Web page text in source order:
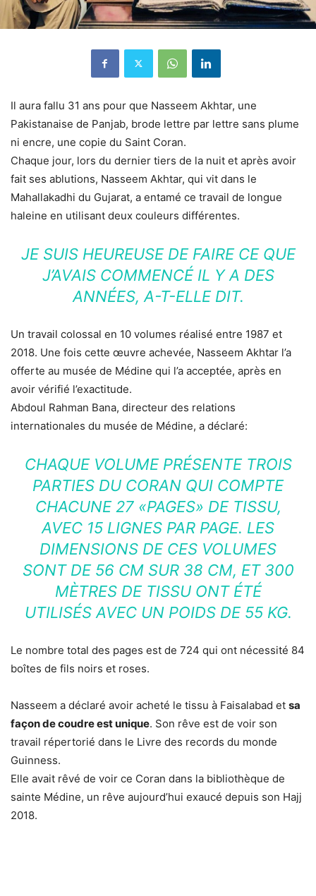
Il aura fallu 31 ans pour que Nasseem Akhtar, une
Pakistanaise de Panjab, brode lettre par lettre sans plume
ni encre, une copie du Saint Coran.
Chaque jour, lors du dernier tiers de la nuit et après avoir
fait ses ablutions, Nasseem Akhtar, qui vit dans le
Mahallakadhi du Gujarat, a entamé ce travail de longue
haleine en utilisant deux couleurs différentes.
JE SUIS HEUREUSE DE FAIRE CE QUE
J’AVAIS COMMENCÉ IL Y A DES
ANNÉES, A-T-ELLE DIT.
Un travail colossal en 10 volumes réalisé entre 1987 et
2018. Une fois cette œuvre achevée, Nasseem Akhtar l’a
offerte au musée de Médine qui l’a acceptée, après en
avoir vérifié l’exactitude.
Abdoul Rahman Bana, directeur des relations
internationales du musée de Médine, a déclaré:
CHAQUE VOLUME PRÉSENTE TROIS
PARTIES DU CORAN QUI COMPTE
CHACUNE 27 «PAGES» DE TISSU,
AVEC 15 LIGNES PAR PAGE. LES
DIMENSIONS DE CES VOLUMES
SONT DE 56 CM SUR 38 CM, ET 300
MÈTRES DE TISSU ONT ÉTÉ
UTILISÉS AVEC UN POIDS DE 55 KG.
Le nombre total des pages est de 724 qui ont nécessité 84
boîtes de fils noirs et roses.
Nasseem a déclaré avoir acheté le tissu à Faisalabad et sa
façon de coudre est unique. Son rêve est de voir son
travail répertorié dans le Livre des records du monde
Guinness.
Elle avait rêvé de voir ce Coran dans la bibliothèque de
sainte Médine, un rêve aujourd’hui exaucé depuis son Hajj
2018.